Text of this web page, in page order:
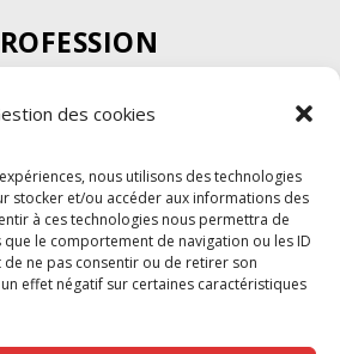
des cookies
nous utilisons des technologies
stocker et/ou accéder aux informations des
à ces technologies nous permettra de
le comportement de navigation ou les ID
de ne pas consentir ou de retirer son
effet négatif sur certaines caractéristiques
visuel